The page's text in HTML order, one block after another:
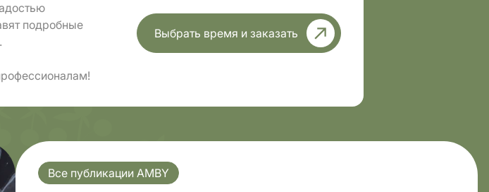
подробные
Выбрать время и заказать
Все публикации AMBY